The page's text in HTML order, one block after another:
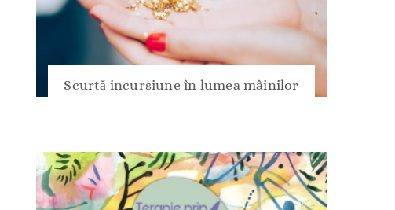
Scurtă incursiune în lumea mâinilor